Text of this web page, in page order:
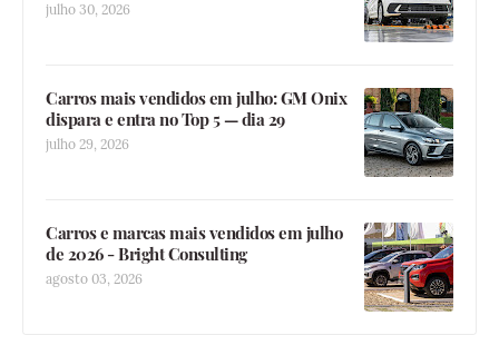
julho 30, 2026
Carros mais vendidos em julho: GM Onix
dispara e entra no Top 5 — dia 29
julho 29, 2026
Carros e marcas mais vendidos em julho
de 2026 - Bright Consulting
agosto 03, 2026